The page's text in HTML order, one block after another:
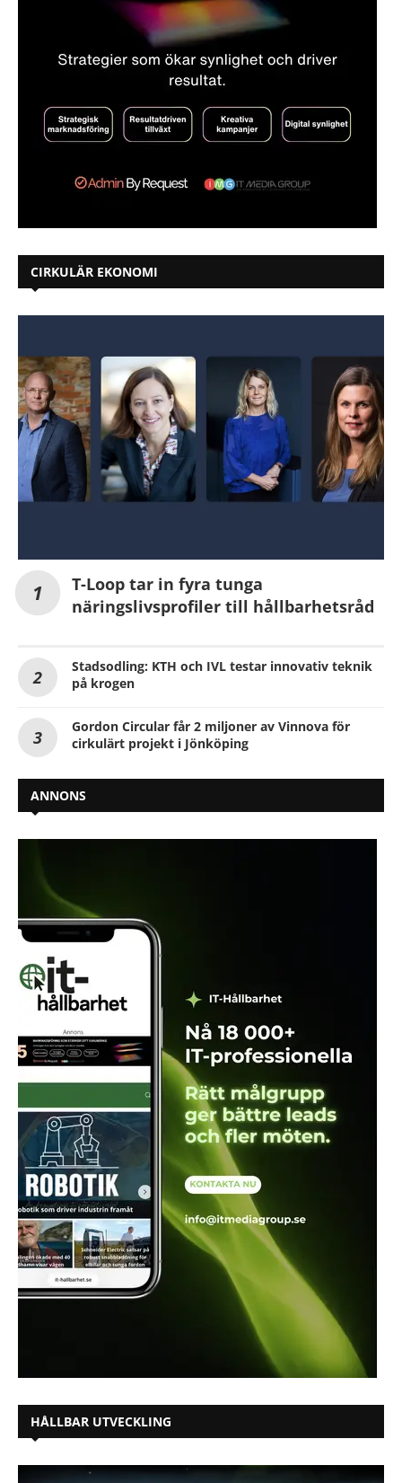
CIRKULÄR EKONOMI
T-Loop tar in fyra tunga
näringslivsprofiler till hållbarhetsråd
Stadsodling: KTH och IVL testar innovativ teknik
på krogen
Gordon Circular får 2 miljoner av Vinnova för
cirkulärt projekt i Jönköping
ANNONS
HÅLLBAR UTVECKLING